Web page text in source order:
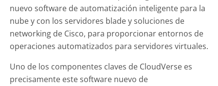
nuevo software de automatización inteligente para la
nube y con los servidores blade y soluciones de
networking de Cisco, para proporcionar entornos de
operaciones automatizados para servidores virtuales.
Uno de los componentes claves de CloudVerse es
precisamente este software nuevo de